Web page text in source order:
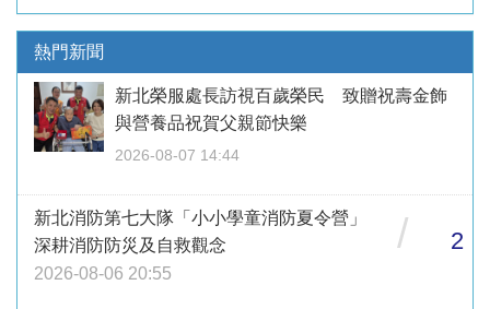
熱門新聞
新北榮服處長訪視百歲榮民 致贈祝壽金飾
與營養品祝賀父親節快樂
2026-08-07 14:44
新北消防第七大隊「小小學童消防夏令營」
深耕消防防災及自救觀念
2026-08-06 20:55
/ 2